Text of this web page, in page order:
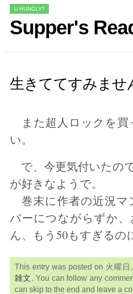
U HUNGLY?
Supper's
生きててすみませ
また超人ロックを買
い。
で、今更気付いたの
が好きなようで。
巻末に作者の近況マ
バーにつながらずか
ん、もう50もすぎる
This entry was posted on 火曜
雑文. You can follow any
can skip to the end and leave a